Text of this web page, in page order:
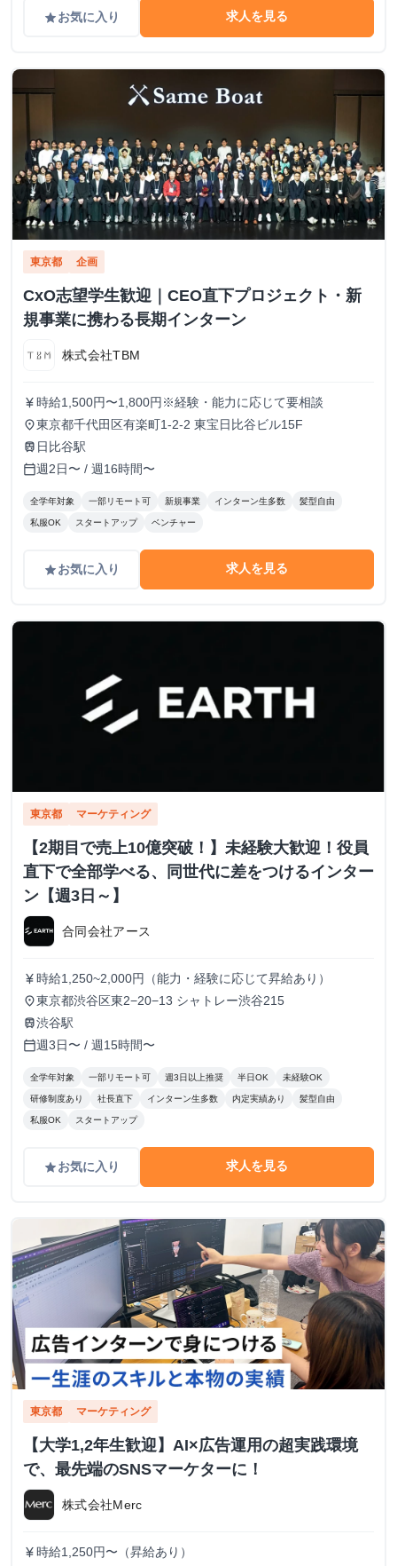
gradeお気に入り 求人を見る
東京都 企画
CxO志望学生歓迎｜CEO直下プロジェクト・新
規事業に携わる長期インターン
株式会社TBM
currency_yen 時給1,500円〜1,800円※経験・能力に応じて要相談
place東京都千代田区有楽町1-2-2 東宝日比谷ビル15F
train 日比谷駅
calendar_today週2日〜 / 週16時間〜
全学年対象 一部リモート可 新規事業 インターン生多数 髪型自由
私服OK スタートアップ ベンチャー
gradeお気に入り 求人を見る
東京都 マーケティング
【2期目で売上10億突破！】未経験大歓迎！役員
直下で全部学べる、同世代に差をつけるインター
ン【週3日～】
合同会社アース
currency_yen 時給1,250~2,000円（能力・経験に応じて昇給あり）
place東京都渋谷区東2−20−13 シャトレー渋谷215
train渋谷駅
calendar_today週3日〜 / 週15時間〜
全学年対象 一部リモート可 週3日以上推奨 半日OK 未経験OK
研修制度あり 社長直下 インターン生多数 内定実績あり 髪型自由
私服OK スタートアップ
gradeお気に入り 求人を見る
東京都 マーケティング
【大学1,2年生歓迎】AI×広告運用の超実践環境
で、最先端のSNSマーケターに！
株式会社Merc
currency_yen 時給1,250円〜（昇給あり）